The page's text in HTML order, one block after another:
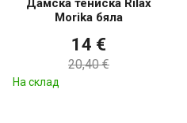
Дамска тениска Rilax
Morika бяла
14 €
20,40 €
На склад